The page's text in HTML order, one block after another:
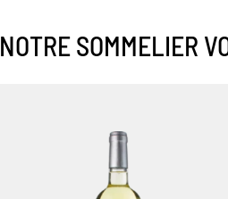
NOTRE SOMMELIER